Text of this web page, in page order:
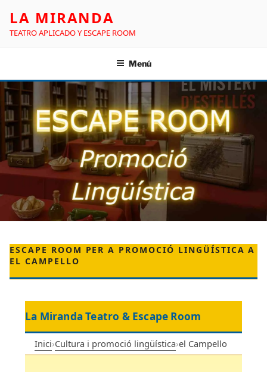
LA MIRANDA
TEATRO APLICADO Y ESCAPE ROOM
Menú
ESCAPE ROOM PER A PROMOCIÓ LINGÜÍSTICA A
EL CAMPELLO
La Miranda Teatro & Escape Room
Inici›Cultura i promoció lingüística›el Campello